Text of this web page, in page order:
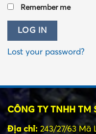
Remember me
LOG IN
Lost your password?
CÔNG TY TNHH TM
Địa chỉ: 243/27/63 Mã